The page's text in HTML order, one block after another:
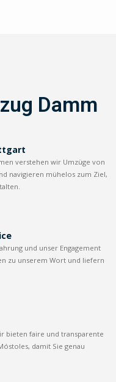
Damm
verstehen wir Umzüge von
navigieren mühelos zum Ziel,
und unser Engagement
zu unserem Wort und liefern
bieten faire und transparente
damit Sie genau